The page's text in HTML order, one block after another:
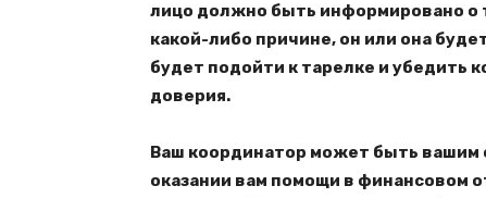
лицо должно быть информировано о
какой-либо причине, он или она
будет подойти к тарелке и убедить
доверия.
Ваш координатор может быть вашим
оказании вам помощи в финансовом